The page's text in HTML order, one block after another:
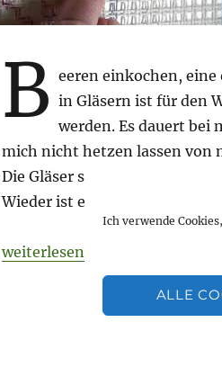
Ich verwende
ALLE
B eeren einkochen,
in Gläsern ist für den
werden. Es dauert bei
mich nicht hetzen lassen von
Die Gläser sind zu, im Winter
Wieder ist etwas fertig
„Beeren einkochen, Teppich
weiterlesen